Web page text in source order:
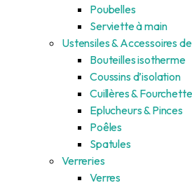
Poubelles
Serviette à main
Ustensiles & Accessoires
Bouteilles isotherme
Coussins d’isolation
Cuillères &
Eplucheurs & Pinces
Poêles
Spatules
Verreries
Verres